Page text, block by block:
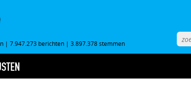
| 7.947.273 berichten | 3.897.378 stemmen